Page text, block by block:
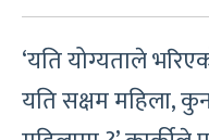
‘यति योग्यताले
यति सक्षम महिला,